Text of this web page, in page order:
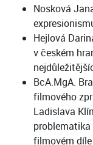
Nosková
Hejlová
v českém
BcA.MgA.
filmového
Ladislava
filmovém